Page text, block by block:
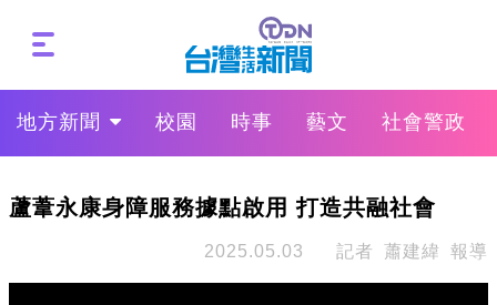
地方新聞 校園 時事 藝文 社會警政
蘆葦永康身障服務據點啟用 打造共融社會
2025.05.03 記者 蕭建緯 報導